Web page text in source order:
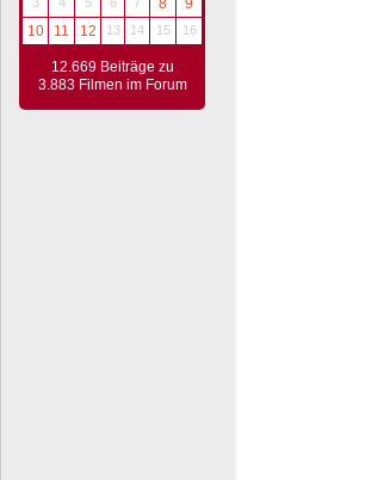
8
9
10
11 12 13 14 15 16
12.669 Beiträge zu
3.883 Filmen im Forum